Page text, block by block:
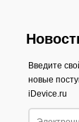
Введите
новые
iDevice.ru